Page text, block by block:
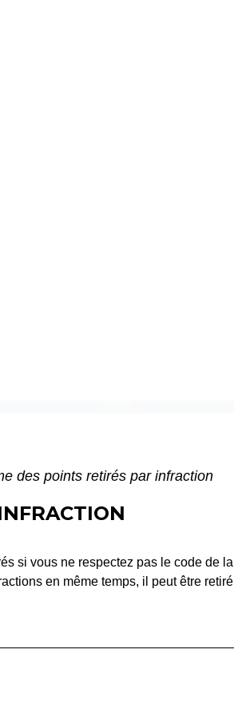
des points retirés par infraction
si vous ne respectez pas le code de la
en même temps, il peut être retiré